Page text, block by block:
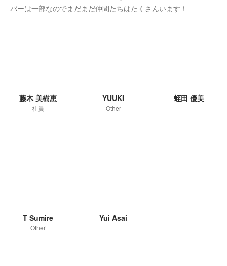
バーは一部なのでまだまだ仲間たちはたくさんいます！
藤木 美樹恵
社員
YUUKI
Other
蛭田 優美
T Sumire
Other
Yui Asai